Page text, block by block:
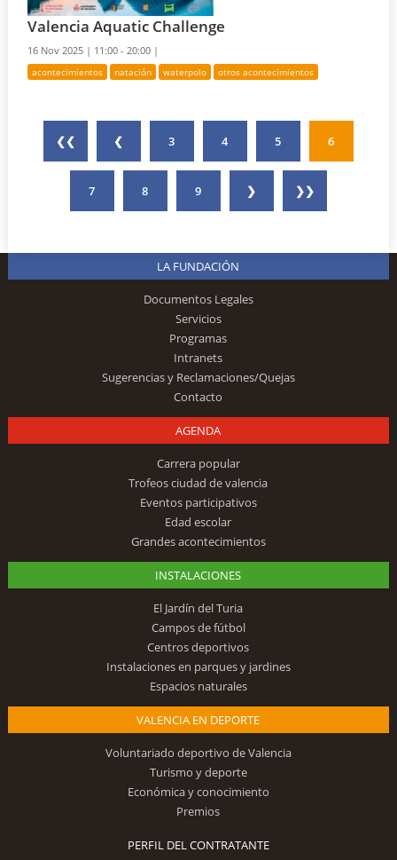
Valencia Aquatic Challenge
16 Nov 2025 | 11:00 - 20:00 |
acontecimientos natación waterpolo otros acontecimientos
❮❮ ❮ 3 4 5 6
7 8 9 ❯ ❯❯
LA FUNDACIÓN
Documentos Legales
Servicios
Programas
Intranets
Sugerencias y Reclamaciones/Quejas
Contacto
AGENDA
Carrera popular
Trofeos ciudad de valencia
Eventos participativos
Edad escolar
Grandes acontecimientos
INSTALACIONES
El Jardín del Turia
Campos de fútbol
Centros deportivos
Instalaciones en parques y jardines
Espacios naturales
VALENCIA EN DEPORTE
Voluntariado deportivo de Valencia
Turismo y deporte
Económica y conocimiento
Premios
PERFIL DEL CONTRATANTE